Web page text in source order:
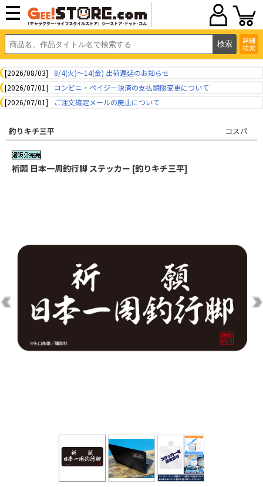
詳細
検索
[2026/08/03]
8/4(火)～14(金) 出荷遅延のお知らせ
[2026/07/01]
コンビニ・ペイジー決済の支払期限変更について
[2026/07/01]
ご注文確定メールの廃止について
釣りキチ三平 コスパ
祈願 日本一周釣行脚 ステッカー [釣りキチ三平]